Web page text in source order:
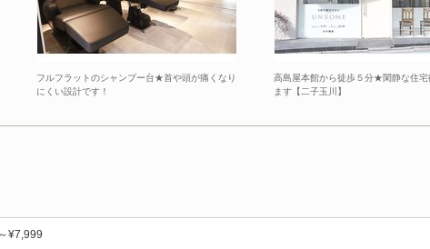
フルフラットのシャンプー台★首や頭が痛くなり
にくい設計です！
高島屋本館から徒歩５分★閑静な住宅
ます【二子玉川】
¥7,999